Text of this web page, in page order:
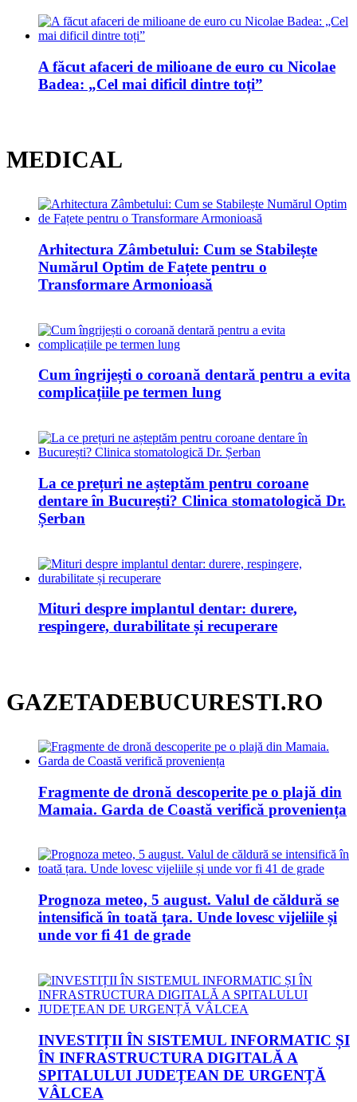
A făcut afaceri de milioane de euro cu Nicolae
Badea: „Cel mai dificil dintre toți”
MEDICAL
Arhitectura Zâmbetului: Cum se Stabilește
Numărul Optim de Fațete pentru o
Transformare Armonioasă
Cum îngrijești o coroană dentară pentru a evita
complicațiile pe termen lung
La ce prețuri ne așteptăm pentru coroane
dentare în București? Clinica stomatologică Dr.
Șerban
Mituri despre implantul dentar: durere,
respingere, durabilitate și recuperare
GAZETADEBUCURESTI.RO
Fragmente de dronă descoperite pe o plajă din
Mamaia. Garda de Coastă verifică proveniența
Prognoza meteo, 5 august. Valul de căldură se
intensifică în toată țara. Unde lovesc vijeliile și
unde vor fi 41 de grade
INVESTIȚII ÎN SISTEMUL INFORMATIC ȘI
ÎN INFRASTRUCTURA DIGITALĂ A
SPITALULUI JUDEȚEAN DE URGENȚĂ
VÂLCEA